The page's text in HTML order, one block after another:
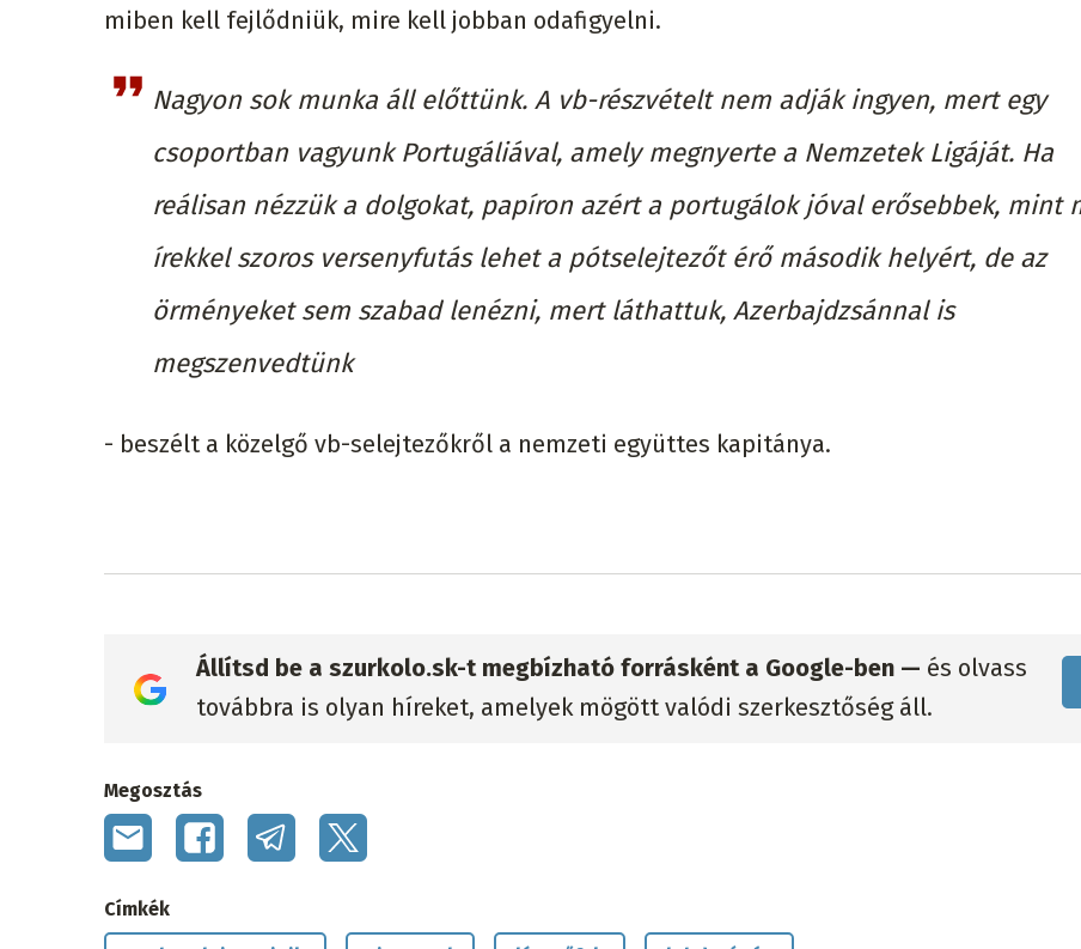
miben kell fejlődniük, mire kell jobban odafigyelni.
Nagyon sok munka áll előttünk. A vb-részvételt nem adják ingyen, mert egy
csoportban vagyunk Portugáliával, amely megnyerte a Nemzetek Ligáját. Ha
reálisan nézzük a dolgokat, papíron azért a portugálok jóval erősebbek, mint
írekkel szoros versenyfutás lehet a pótselejtezőt érő második helyért, de az
örményeket sem szabad lenézni, mert láthattuk, Azerbajdzsánnal is
megszenvedtünk
- beszélt a közelgő vb-selejtezőkről a nemzeti együttes kapitánya.
Állítsd be a szurkolo.sk-t megbízható forrásként a Google-ben — és olvass
továbbra is olyan híreket, amelyek mögött valódi szerkesztőség áll.
Megosztás
Címkék